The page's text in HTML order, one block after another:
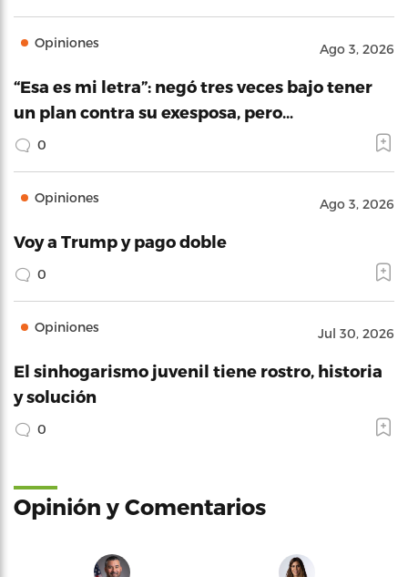
Opiniones Ago 3, 2026
“Esa es mi letra”: negó tres veces bajo tener
un plan contra su exesposa, pero…
0
Opiniones Ago 3, 2026
Voy a Trump y pago doble
0
Opiniones Jul 30, 2026
El sinhogarismo juvenil tiene rostro, historia
y solución
0
Opinión y Comentarios